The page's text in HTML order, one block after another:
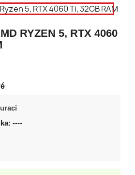
RYZEN 5, RTX 4060
----